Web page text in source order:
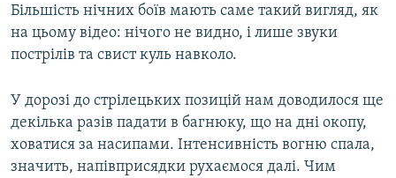
Більшість нічних боїв мають саме такий вигляд, як
на цьому відео: нічого не видно, і лише звуки
пострілів та свист куль навколо.
У дорозі до стрілецьких позицій нам доводилося ще
декілька разів падати в багнюку, що на дні окопу,
ховатися за насипами. Інтенсивність вогню спала,
значить, напівприсядки рухаємося далі. Чим